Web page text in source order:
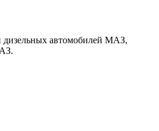
дизельных автомобилей МАЗ,